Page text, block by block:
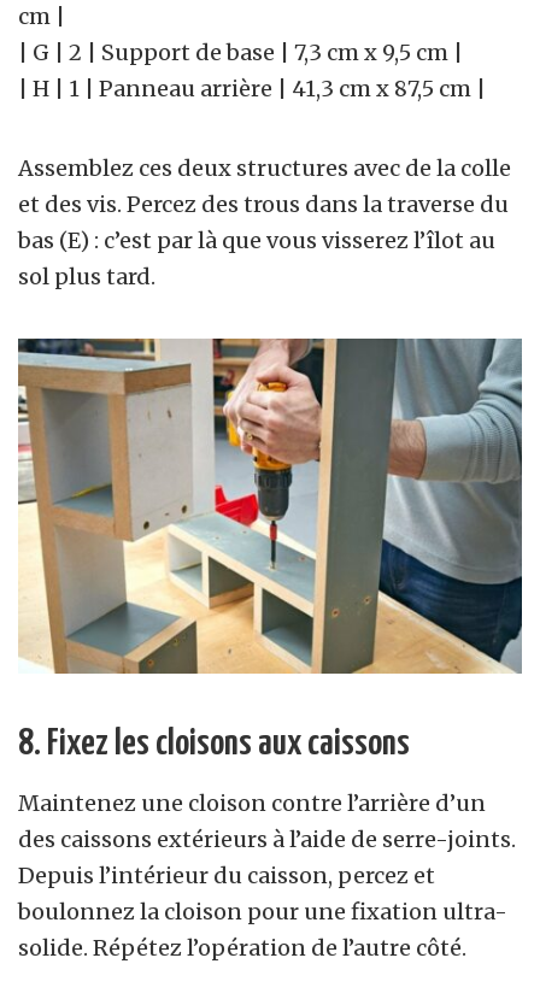
cm |
| G | 2 | Support de base | 7,3 cm x 9,5 cm |
| H | 1 | Panneau arrière | 41,3 cm x 87,5 cm |
Assemblez ces deux structures avec de la colle
et des vis. Percez des trous dans la traverse du
bas (E) : c’est par là que vous visserez l’îlot au
sol plus tard.
8. Fixez les cloisons aux caissons
Maintenez une cloison contre l’arrière d’un
des caissons extérieurs à l’aide de serre-joints.
Depuis l’intérieur du caisson, percez et
boulonnez la cloison pour une fixation ultra-
solide. Répétez l’opération de l’autre côté.